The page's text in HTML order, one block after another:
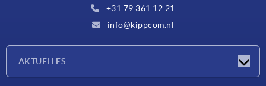
+31 79 361 12 21
info@kippcom.nl
AKTUELLES